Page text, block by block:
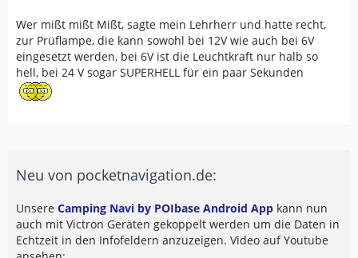
Wer mißt mißt Mißt, sagte mein Lehrherr und hatte recht,
zur Prüflampe, die kann sowohl bei 12V wie auch bei 6V
eingesetzt werden, bei 6V ist die Leuchtkraft nur halb so
hell, bei 24 V sogar SUPERHELL für ein paar Sekunden
Neu von pocketnavigation.de:
Unsere Camping Navi by POIbase Android App kann nun
auch mit Victron Geräten gekoppelt werden um die Daten in
Echtzeit in den Infofeldern anzuzeigen. Video auf Youtube